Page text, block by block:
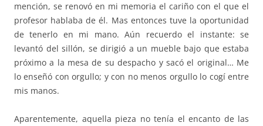
mención, se renovó en mi memoria el cariño con el que el
profesor hablaba de él. Mas entonces tuve la oportunidad
de tenerlo en mi mano. Aún recuerdo el instante: se
levantó del sillón, se dirigió a un mueble bajo que estaba
próximo a la mesa de su despacho y sacó el original… Me
lo enseñó con orgullo; y con no menos orgullo lo cogí entre
mis manos.
Aparentemente, aquella pieza no tenía el encanto de las